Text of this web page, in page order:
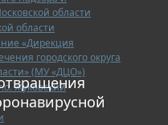
области
области
«Дирекция
городского округа
(МУ «ДЦО»)
Жуковский